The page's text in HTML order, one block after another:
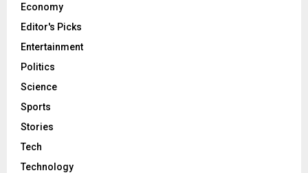
Economy
Editor's Picks
Entertainment
Politics
Science
Sports
Stories
Tech
Technology